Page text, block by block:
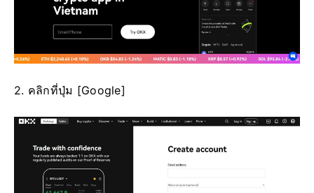
2. คลิกที่ปุ่ม [Google]